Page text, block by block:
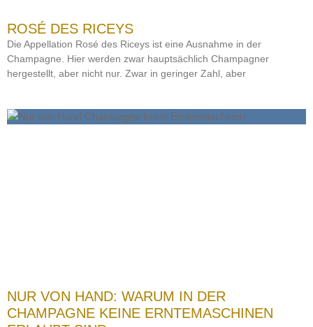
ROSÉ DES RICEYS
Die Appellation Rosé des Riceys ist eine Ausnahme in der
Champagne. Hier werden zwar hauptsächlich Champagner
hergestellt, aber nicht nur. Zwar in geringer Zahl, aber
NUR VON HAND: WARUM IN DER
CHAMPAGNE KEINE ERNTEMASCHINEN